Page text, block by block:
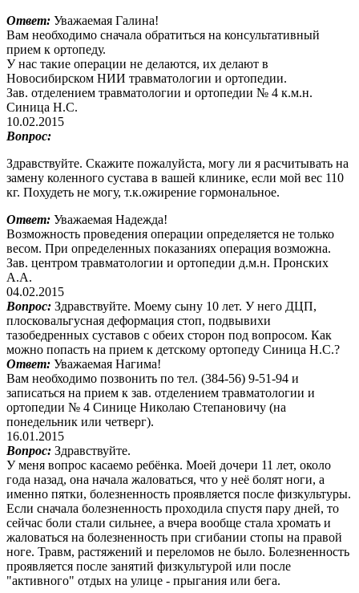
Ответ: Уважаемая Галина!
Вам необходимо сначала обратиться на консультативный
прием к ортопеду.
У нас такие операции не делаются, их делают в
Новосибирском НИИ травматологии и ортопедии.
Зав. отделением травматологии и ортопедии № 4 к.м.н.
Синица Н.С.
10.02.2015
Вопрос:
Здравствуйте. Скажите пожалуйста, могу ли я расчитывать на
замену коленного сустава в вашей клинике, если мой вес 110
кг. Похудеть не могу, т.к.ожирение гормональное.
Ответ: Уважаемая Надежда!
Возможность проведения операции определяется не только
весом. При определенных показаниях операция возможна.
Зав. центром травматологии и ортопедии д.м.н. Пронских
А.А.
04.02.2015
Вопрос: Здравствуйте. Моему сыну 10 лет. У него ДЦП,
плосковальгусная деформация стоп, подвывихи
тазобедренных суставов с обеих сторон под вопросом. Как
можно попасть на прием к детскому ортопеду Синица Н.С.?
Ответ: Уважаемая Нагима!
Вам необходимо позвонить по тел. (384-56) 9-51-94 и
записаться на прием к зав. отделением травматологии и
ортопедии № 4 Синице Николаю Степановичу (на
понедельник или четверг).
16.01.2015
Вопрос: Здравствуйте.
У меня вопрос касаемо ребёнка. Моей дочери 11 лет, около
года назад, она начала жаловаться, что у неё болят ноги, а
именно пятки, болезненность проявляется после физкультуры.
Если сначала болезненность проходила спустя пару дней, то
сейчас боли стали сильнее, а вчера вообще стала хромать и
жаловаться на болезненность при сгибании стопы на правой
ноге. Травм, растяжений и переломов не было. Болезненность
проявляется после занятий физкультурой или после
"активного" отдых на улице - прыгания или бега.